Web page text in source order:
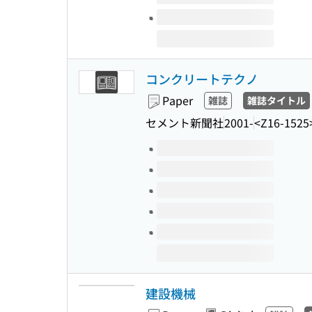
コンクリートテクノ
Paper 雑誌 雑誌タイトル
セメント新聞社2001-<Z16-
Volumes of this title
建設機械